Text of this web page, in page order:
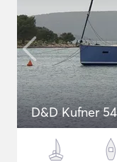
D&D Kufner 54